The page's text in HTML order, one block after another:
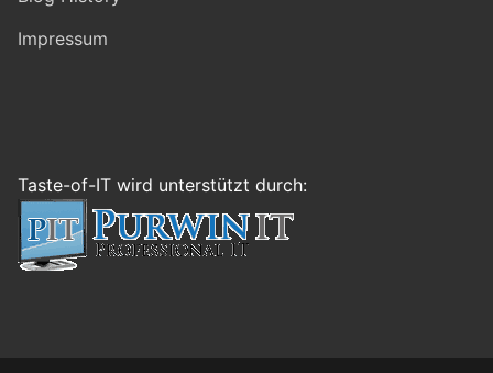
Impressum
Taste-of-IT wird unterstützt durch: